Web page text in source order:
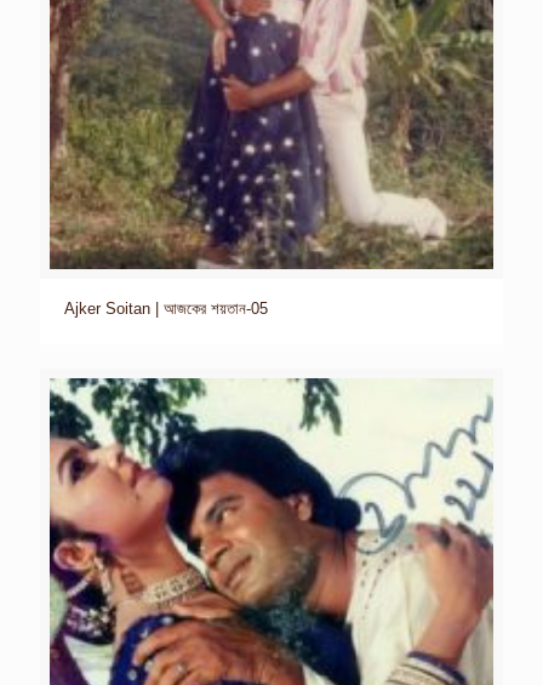
Ajker Soitan | আজকের শয়তান-05